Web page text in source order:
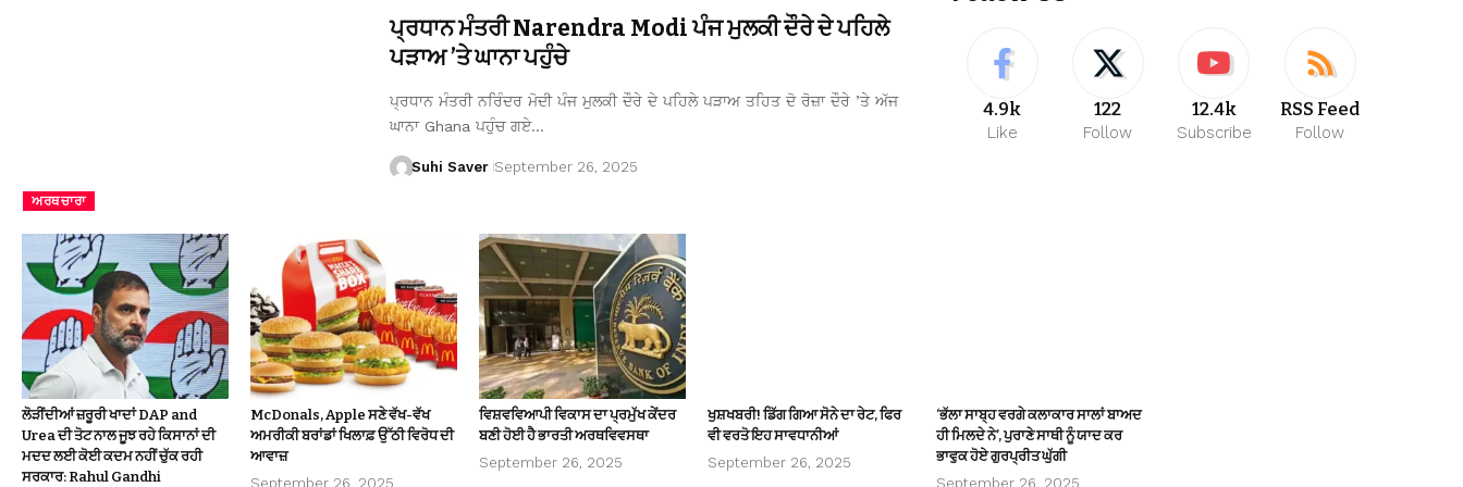
ਅਰਥਚਾਰਾ
ਪ੍ਰਧਾਨ ਮੰਤਰੀ Narendra Modi ਪੰਜ ਮੁਲਕੀ ਦੌਰੇ ਦੇ ਪਹਿਲੇ
ਪੜਾਅ ’ਤੇ ਘਾਨਾ ਪਹੁੰਚੇ
ਪ੍ਰਧਾਨ ਮੰਤਰੀ ਨਰਿੰਦਰ ਮੋਦੀ ਪੰਜ ਮੁਲਕੀ ਦੌਰੇ ਦੇ ਪਹਿਲੇ ਪੜਾਅ ਤਹਿਤ ਦੋ ਰੋਜ਼ਾ ਦੌਰੇ ’ਤੇ ਅੱਜ
ਘਾਨਾ Ghana ਪਹੁੰਚ ਗਏ…
Suhi Saver September 26, 2025
4.9k
Like
122
Follow
12.4k
Subscribe
RSS Feed
Follow
ਲੋੜੀਂਦੀਆਂ ਜ਼ਰੂਰੀ ਖਾਦਾਂ DAP and
Urea ਦੀ ਤੋਟ ਨਾਲ ਜੂਝ ਰਹੇ ਕਿਸਾਨਾਂ ਦੀ
ਮਦਦ ਲਈ ਕੋਈ ਕਦਮ ਨਹੀਂ ਚੁੱਕ ਰਹੀ
ਸਰਕਾਰ: Rahul Gandhi
McDonals, Apple ਸਣੇ ਵੱਖ-ਵੱਖ
ਅਮਰੀਕੀ ਬਰਾਂਡਾਂ ਖਿਲਾਫ਼ ਉੱਠੀ ਵਿਰੋਧ ਦੀ
ਆਵਾਜ਼
September 26, 2025
ਵਿਸ਼ਵਵਿਆਪੀ ਵਿਕਾਸ ਦਾ ਪ੍ਰਮੁੱਖ ਕੇਂਦਰ
ਬਣੀ ਹੋਈ ਹੈ ਭਾਰਤੀ ਅਰਥਵਿਵਸਥਾ
September 26, 2025
ਖੁਸ਼ਖਬਰੀ! ਡਿੱਗ ਗਿਆ ਸੋਨੇ ਦਾ ਰੇਟ, ਫਿਰ
ਵੀ ਵਰਤੋ ਇਹ ਸਾਵਧਾਨੀਆਂ
September 26, 2025
‘ਭੱਲਾ ਸਾਬ੍ਹ ਵਰਗੇ ਕਲਾਕਾਰ ਸਾਲਾਂ ਬਾਅਦ
ਹੀ ਮਿਲਦੇ ਨੇ’, ਪੁਰਾਣੇ ਸਾਥੀ ਨੂੰ ਯਾਦ ਕਰ
ਭਾਵੁਕ ਹੋਏ ਗੁਰਪ੍ਰੀਤ ਘੁੱਗੀ
September 26, 2025